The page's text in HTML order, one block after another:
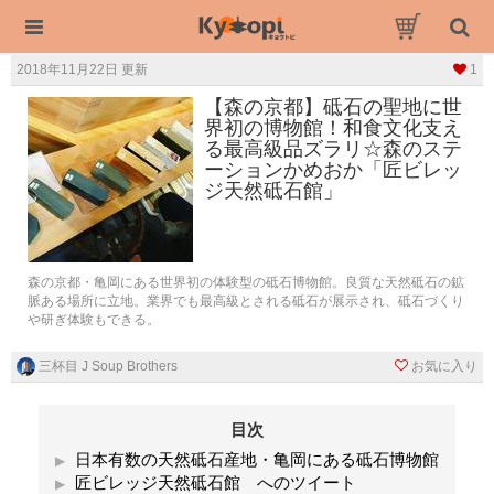
2018年11月22日 更新 1
【森の京都】砥石の聖地に世
界初の博物館！和食文化支え
る最高級品ズラリ☆森のステ
ーションかめおか「匠ビレッ
ジ天然砥石館」
森の京都・亀岡にある世界初の体験型の砥石博物館。良質な天然砥石の鉱
脈ある場所に立地。業界でも最高級とされる砥石が展示され、砥石づくり
や研ぎ体験もできる。
三杯目 J Soup Brothers お気に入り
目次
日本有数の天然砥石産地・亀岡にある砥石博物館
匠ビレッジ天然砥石館 へのツイート